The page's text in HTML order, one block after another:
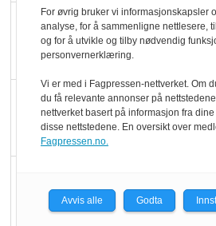
Færre
hyller
KI lager
Rema i
For øvrig bruker vi informasjonskapsler
analyse, for å sammenligne nettlesere,
og for å utvikle og tilby nødvendig
personvernerklæring.
Vi er med i Fagpressen-nettverket. Om
du få relevante annonser på
nettverket basert på informasjon fra
disse nettstedene. En oversikt over
Fagpressen.no.
Avvis alle Godta